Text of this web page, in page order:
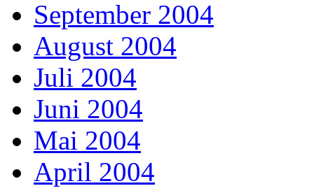
September 2004
August 2004
Juli 2004
Juni 2004
Mai 2004
April 2004